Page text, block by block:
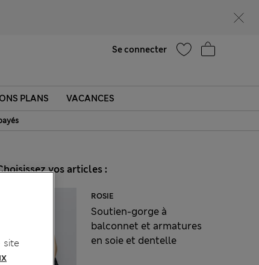
Se connecter
PLANS VACANCES
vos articles :
ROSIE
Soutien-gorge à
balconnet et armatures
en soie et dentelle
site